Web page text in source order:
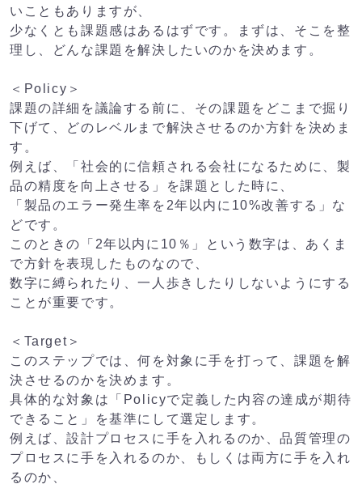
いこともありますが、
少なくとも課題感はあるはずです。まずは、そこを整
理し、どんな課題を解決したいのかを決めます。
＜Policy＞
課題の詳細を議論する前に、その課題をどこまで掘り
下げて、どのレベルまで解決させるのか方針を決めま
す。
例えば、「社会的に信頼される会社になるために、製
品の精度を向上させる」を課題とした時に、
「製品のエラー発生率を2年以内に10%改善する」な
どです。
このときの「2年以内に10％」という数字は、あくま
で方針を表現したものなので、
数字に縛られたり、一人歩きしたりしないようにする
ことが重要です。
＜Target＞
このステップでは、何を対象に手を打って、課題を解
決させるのかを決めます。
具体的な対象は「Policyで定義した内容の達成が期待
できること」を基準にして選定します。
例えば、設計プロセスに手を入れるのか、品質管理の
プロセスに手を入れるのか、もしくは両方に手を入れ
るのか、